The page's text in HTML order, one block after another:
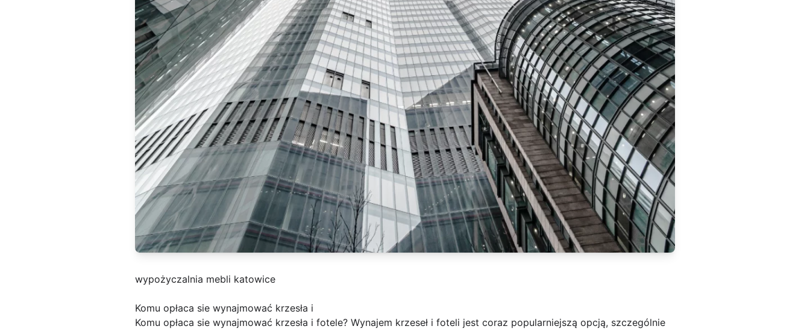
wypożyczalnia mebli katowice
Komu opłaca sie wynajmować krzesła i
Komu opłaca sie wynajmować krzesła i fotele? Wynajem krzeseł i foteli jest coraz popularniejszą opcją, szczególnie